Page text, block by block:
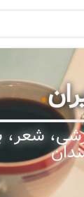
.
شعر،